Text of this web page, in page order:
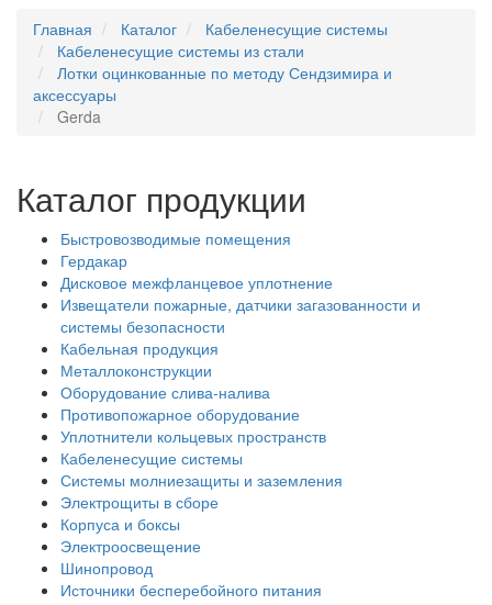
Главная
Каталог
Кабеленесущие системы
Кабеленесущие системы из стали
Лотки оцинкованные по методу Сендзимира и
аксессуары
Gerda
Каталог продукции
Быстровозводимые помещения
Гердакар
Дисковое межфланцевое уплотнение
Извещатели пожарные, датчики загазованности и
системы безопасности
Кабельная продукция
Металлоконструкции
Оборудование слива-налива
Противопожарное оборудование
Уплотнители кольцевых пространств
Кабеленесущие системы
Системы молниезащиты и заземления
Электрощиты в сборе
Корпуса и боксы
Электроосвещение
Шинопровод
Источники бесперебойного питания